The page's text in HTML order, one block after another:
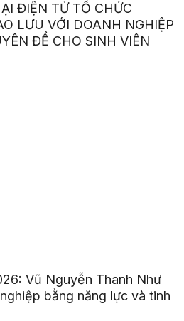
ĐIỆN TỬ TỔ CHỨC
LƯU VỚI DOANH NGHIỆP
ĐỀ CHO SINH VIÊN
Vũ Nguyễn Thanh Như
bằng năng lực và tinh